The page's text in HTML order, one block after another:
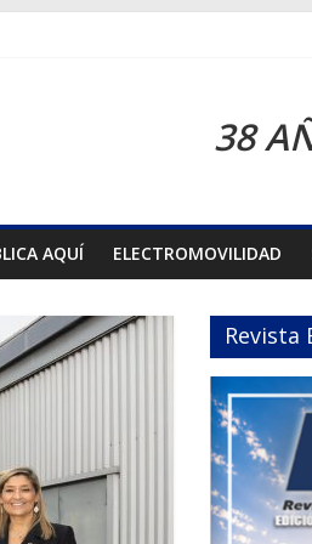
Compras Públicas 2026
T70
38
AQUÍ ELECTROMOVILIDAD
Revista